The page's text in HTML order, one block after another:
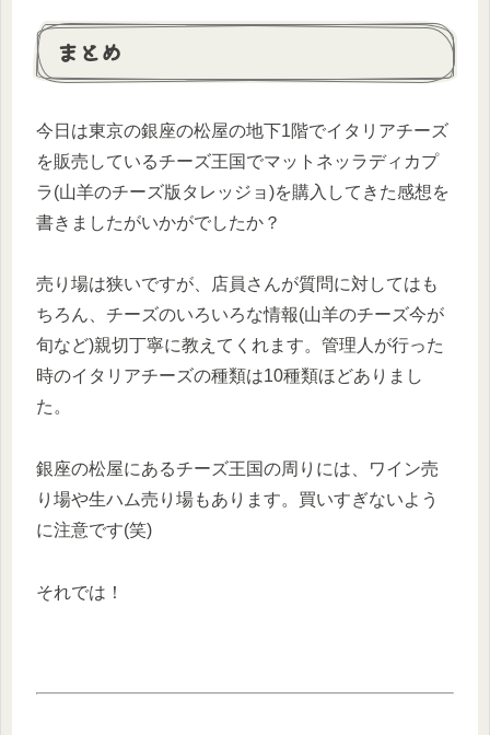
まとめ
今日は東京の銀座の松屋の地下1階でイタリアチーズ
を販売しているチーズ王国でマットネッラディカプ
ラ(山羊のチーズ版タレッジョ)を購入してきた感想を
書きましたがいかがでしたか？
売り場は狭いですが、店員さんが質問に対してはも
ちろん、チーズのいろいろな情報(山羊のチーズ今が
旬など)親切丁寧に教えてくれます。管理人が行った
時のイタリアチーズの種類は10種類ほどありまし
た。
銀座の松屋にあるチーズ王国の周りには、ワイン売
り場や生ハム売り場もあります。買いすぎないよう
に注意です(笑)
それでは！